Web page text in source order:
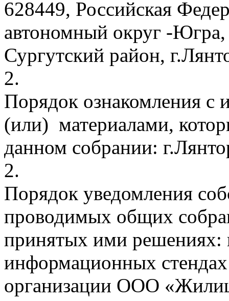
628449, Российская
автономный округ -Югра,
Сургутский район,
2.
Порядок ознакомления с
(или) материалами,
данном собрании:
2.
Порядок уведомления
проводимых общих
принятых ими решениях:
информационных
организации ООО